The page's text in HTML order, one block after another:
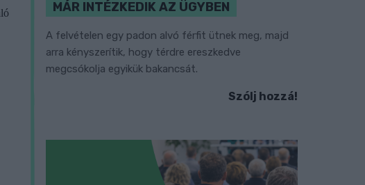
MÁR INTÉZKEDIK AZ ÜGYBEN
A felvételen egy padon alvó férfit ütnek meg, majd
arra kényszerítik, hogy térdre ereszkedve
megcsókolja egyikük bakancsát.
Szólj hozzá!